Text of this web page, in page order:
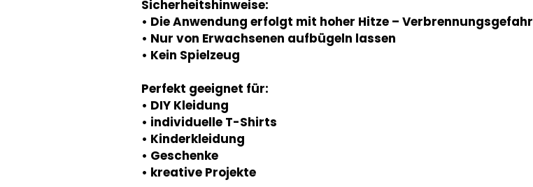
Sicherheitshinweise:
• Die Anwendung erfolgt mit hoher Hitze – Verbrennungsgefahr
• Nur von Erwachsenen aufbügeln lassen
• Kein Spielzeug
Perfekt geeignet für:
• DIY Kleidung
• individuelle T-Shirts
• Kinderkleidung
• Geschenke
• kreative Projekte